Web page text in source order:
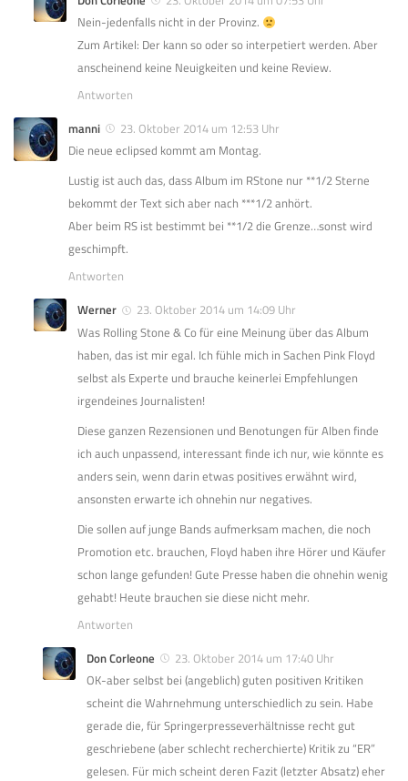
Nein-jedenfalls nicht in der Provinz.
Zum Artikel: Der kann so oder so interpetiert werden. Aber
anscheinend keine Neuigkeiten und keine Review.
Antworten
manni
23. Oktober 2014 um 12:53 Uhr
Die neue eclipsed kommt am Montag.
Lustig ist auch das, dass Album im RStone nur **1/2 Sterne
bekommt der Text sich aber nach ***1/2 anhört.
Aber beim RS ist bestimmt bei **1/2 die Grenze…sonst wird
geschimpft.
Antworten
Werner
23. Oktober 2014 um 14:09 Uhr
Was Rolling Stone & Co für eine Meinung über das Album
haben, das ist mir egal. Ich fühle mich in Sachen Pink Floyd
selbst als Experte und brauche keinerlei Empfehlungen
irgendeines Journalisten!
Diese ganzen Rezensionen und Benotungen für Alben finde
ich auch unpassend, interessant finde ich nur, wie könnte es
anders sein, wenn darin etwas positives erwähnt wird,
ansonsten erwarte ich ohnehin nur negatives.
Die sollen auf junge Bands aufmerksam machen, die noch
Promotion etc. brauchen, Floyd haben ihre Hörer und Käufer
schon lange gefunden! Gute Presse haben die ohnehin wenig
gehabt! Heute brauchen sie diese nicht mehr.
Antworten
Don Corleone
23. Oktober 2014 um 17:40 Uhr
OK-aber selbst bei (angeblich) guten positiven Kritiken
scheint die Wahrnehmung unterschiedlich zu sein. Habe
gerade die, für Springerpresseverhältnisse recht gut
geschriebene (aber schlecht recherchierte) Kritik zu “ER”
gelesen. Für mich scheint deren Fazit (letzter Absatz) eher